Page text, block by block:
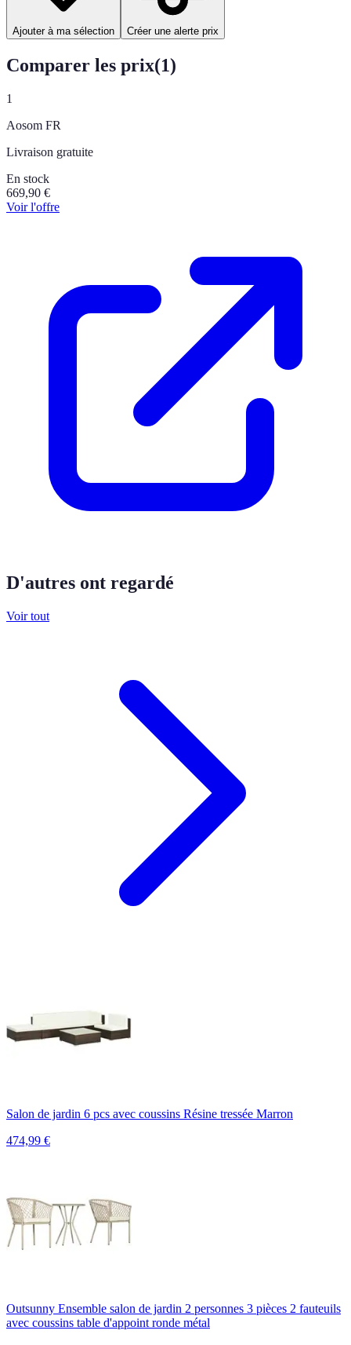
Ajouter à ma sélection Créer une alerte prix
Comparer les prix(1)
1
Aosom FR
Livraison gratuite
En stock
669,90 €
Voir l'offre
D'autres ont regardé
Voir tout
Salon de jardin 6 pcs avec coussins Résine tressée Marron
474,99 €
Outsunny Ensemble salon de jardin 2 personnes 3 pièces 2 fauteuils
avec coussins table d'appoint ronde métal